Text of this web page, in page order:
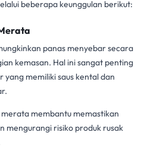
beberapa keunggulan berikut:
panas menyebar secara
kemasan. Hal ini sangat penting
yang memiliki saus kental dan
merata membantu memastikan
mengurangi risiko produk rusak